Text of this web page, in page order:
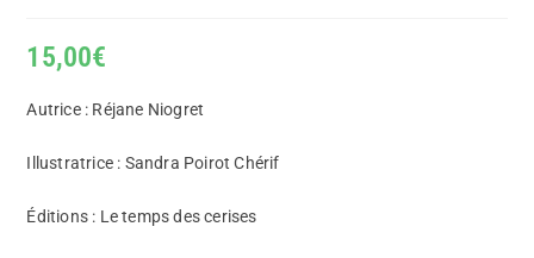
15,00€
Autrice : Réjane Niogret
Illustratrice : Sandra Poirot Chérif
Éditions : Le temps des cerises